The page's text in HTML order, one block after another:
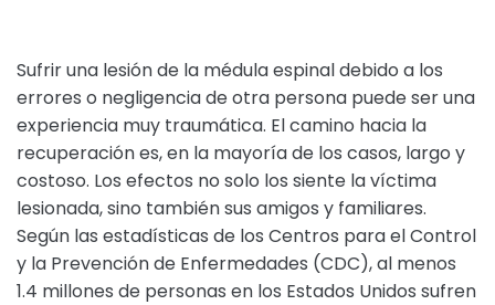
Sufrir una lesión de la médula espinal debido a los
errores o negligencia de otra persona puede ser una
experiencia muy traumática. El camino hacia la
recuperación es, en la mayoría de los casos, largo y
costoso. Los efectos no solo los siente la víctima
lesionada, sino también sus amigos y familiares.
Según las estadísticas de los Centros para el Control
y la Prevención de Enfermedades (CDC), al menos
1.4 millones de personas en los Estados Unidos sufren